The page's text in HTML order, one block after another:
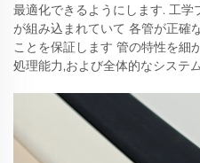
最適化できるようにします. 工
が組み込まれていて 各管が正確
ことを保証します 管の特性を細
処理能力,および全体的なシステ